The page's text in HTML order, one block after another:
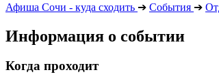
Афиша Сочи - куда сходить ➔ События ➔
Информация о событии
Когда проходит